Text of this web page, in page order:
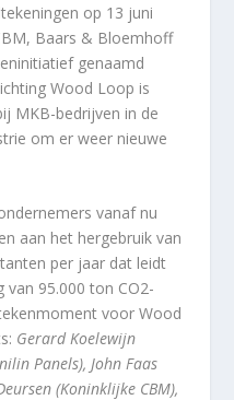
op 13 juni
Baars & Bloemhoff
genaamd
Wood Loop is
MKB-bedrijven in de
om er weer nieuwe
vanaf nu
aan het hergebruik van
per jaar dat leidt
95.000 ton CO2-
voor Wood
Gerard Koelewijn
Panels), John Faas
(Koninklijke CBM),